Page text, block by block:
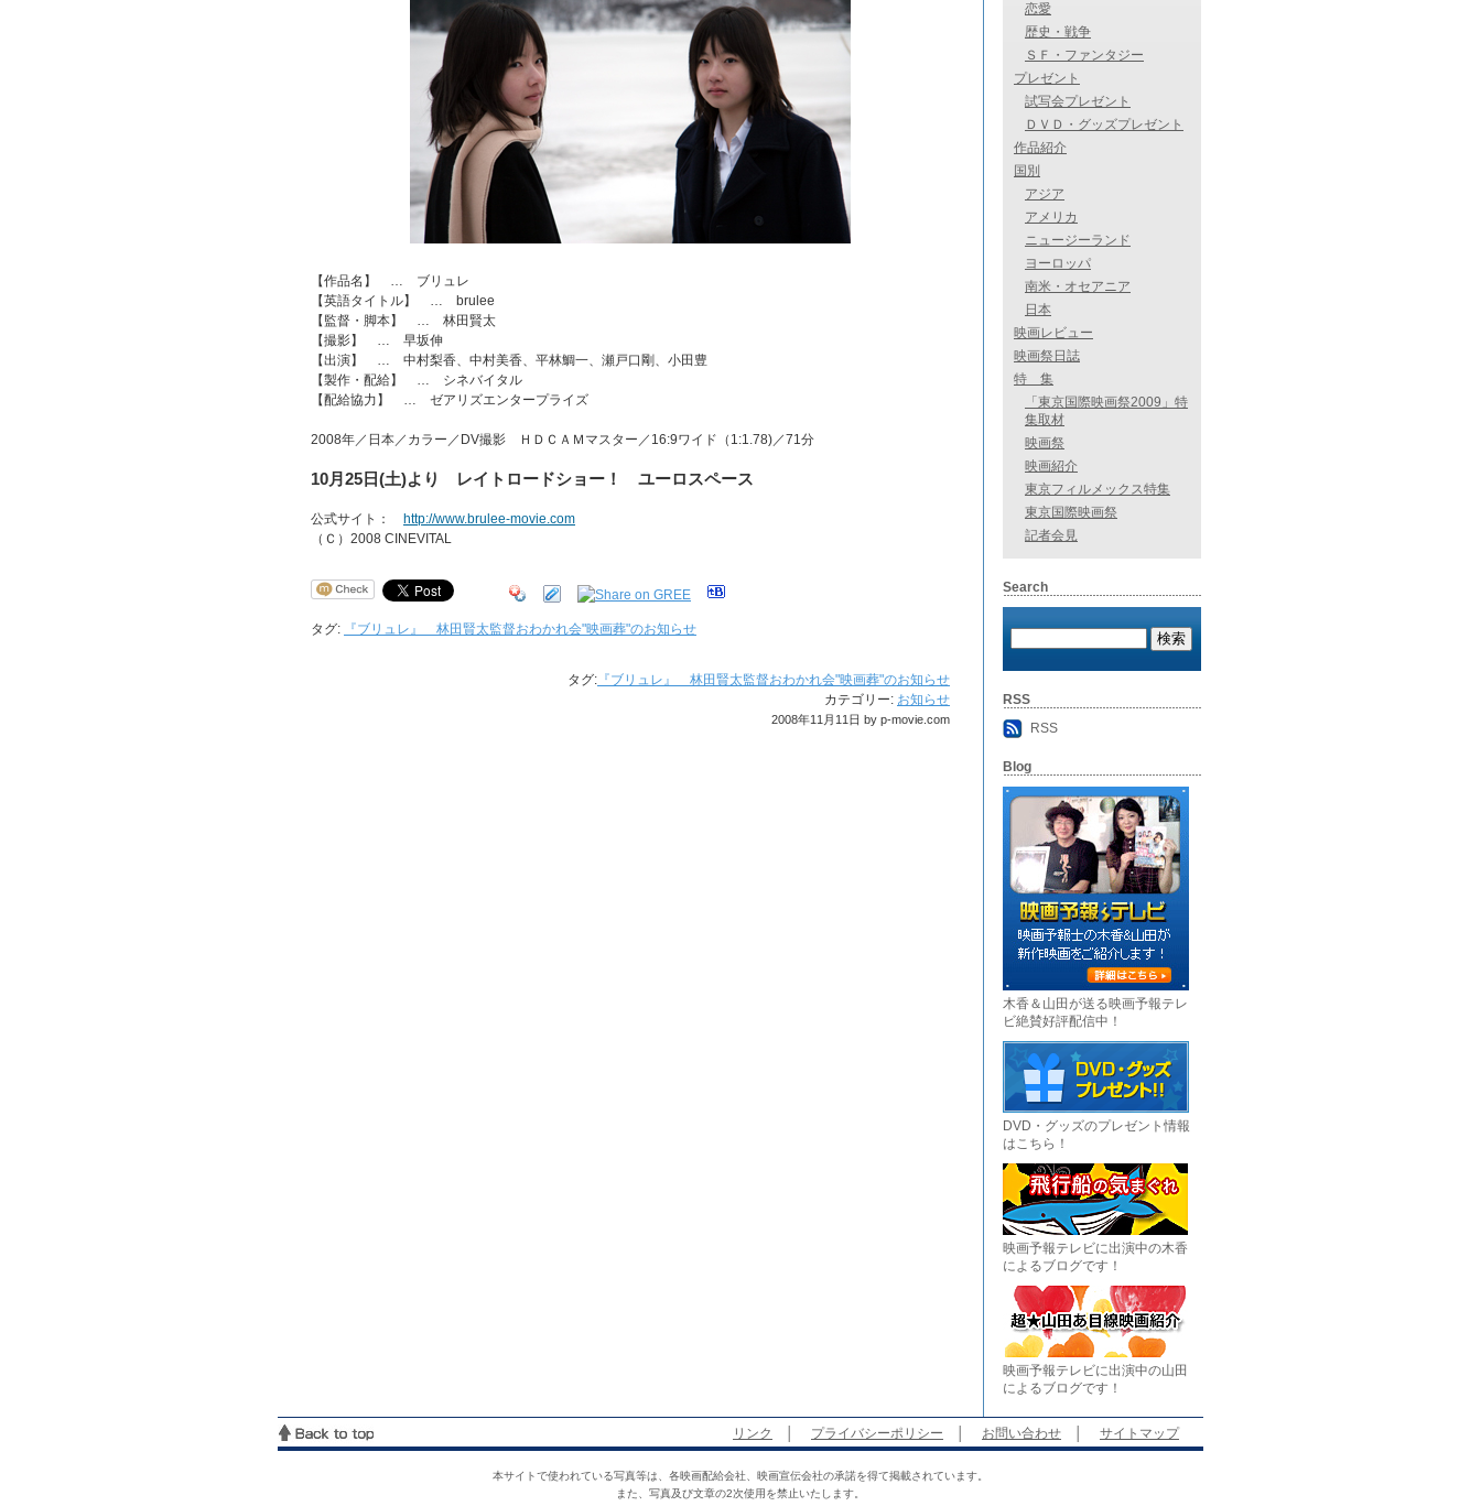
【作品名】 … ブリュレ
【英語タイトル】 … brulee
【監督・脚本】 … 林田賢太
【撮影】 … 早坂伸
【出演】 … 中村梨香、中村美香、平林鯛一、瀬戸口剛、小田豊
【製作・配給】 … シネバイタル
【配給協力】 … ゼアリズエンタープライズ
2008年／日本／カラー／DV撮影 ＨＤＣＡＭマスター／16:9ワイド（1:1.78)／71分
10月25日(土)より レイトロードショー！ ユーロスペース
公式サイト： http://www.brulee-movie.com
（Ｃ）2008 CINEVITAL
タグ: 『ブリュレ』 林田賢太監督おわかれ会"映画葬"のお知らせ
タグ: 『ブリュレ』 林田賢太監督おわかれ会"映画葬"のお知らせ
カテゴリー: お知らせ
2008年11月11日 by p-movie.com
恋愛
歴史・戦争
ＳＦ・ファンタジー
プレゼント
試写会プレゼント
ＤＶＤ・グッズプレゼント
作品紹介
国別
アジア
アメリカ
ニュージーランド
ヨーロッパ
南米・オセアニア
日本
映画レビュー
映画祭日誌
特 集
「東京国際映画祭2009」特
集取材
映画祭
映画紹介
東京フィルメックス特集
東京国際映画祭
記者会見
Search
RSS
RSS
Blog
木香＆山田が送る映画予報テレ
ビ絶賛好評配信中！
DVD・グッズのプレゼント情報
はこちら！
映画予報テレビに出演中の木香
によるブログです！
映画予報テレビに出演中の山田
によるブログです！
リンク プライバシーポリシー お問い合わせ サイトマップ
本サイトで使われている写真等は、各映画配給会社、映画宣伝会社の承諾を得て掲載されています。
また、写真及び文章の2次使用を禁止いたします。